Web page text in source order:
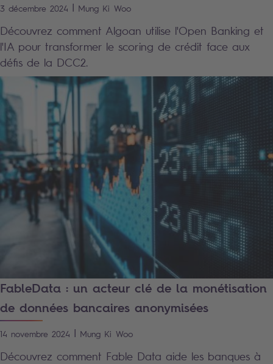
3 décembre 2024 | Mung Ki Woo
Découvrez comment Algoan utilise l'Open Banking et
l'IA pour transformer le scoring de crédit face aux
défis de la DCC2.
FableData : un acteur clé de la monétisation
de données bancaires anonymisées
14 novembre 2024 | Mung Ki Woo
Découvrez comment Fable Data aide les banques à